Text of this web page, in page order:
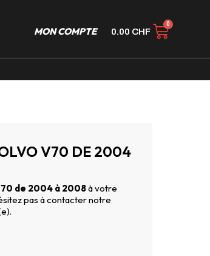
MON COMPTE 0.00 CHF
V70 DE 2004
de 2004 à 2008à votre
pas à contacter notre